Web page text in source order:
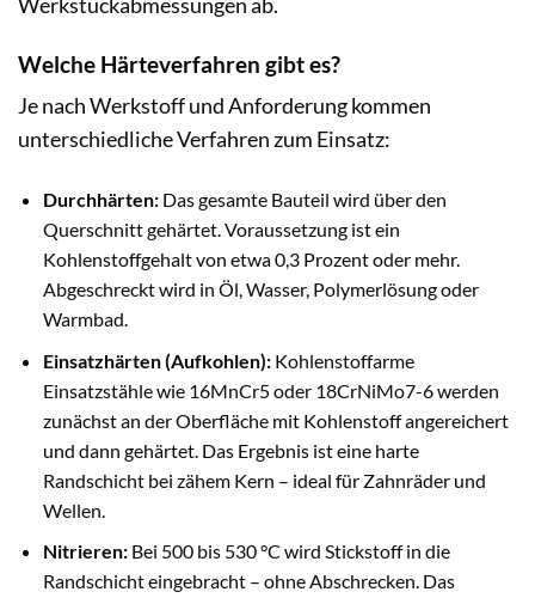
Werkstückabmessungen ab.
Welche Härteverfahren gibt es?
Je nach Werkstoff und Anforderung kommen
unterschiedliche Verfahren zum Einsatz:
Durchhärten: Das gesamte Bauteil wird über den
Querschnitt gehärtet. Voraussetzung ist ein
Kohlenstoffgehalt von etwa 0,3 Prozent oder mehr.
Abgeschreckt wird in Öl, Wasser, Polymerlösung oder
Warmbad.
Einsatzhärten (Aufkohlen): Kohlenstoffarme
Einsatzstähle wie 16MnCr5 oder 18CrNiMo7-6 werden
zunächst an der Oberfläche mit Kohlenstoff angereichert
und dann gehärtet. Das Ergebnis ist eine harte
Randschicht bei zähem Kern – ideal für Zahnräder und
Wellen.
Nitrieren: Bei 500 bis 530 °C wird Stickstoff in die
Randschicht eingebracht – ohne Abschrecken. Das